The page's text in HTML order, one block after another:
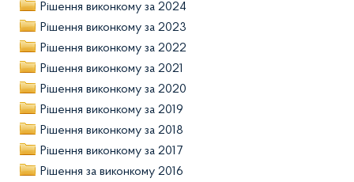
Рішення виконкому за 2024
Рішення виконкому за 2023
Рішення виконкому за 2022
Рішення виконкому за 2021
Рішення виконкому за 2020
Рішення виконкому за 2019
Рішення виконкому за 2018
Рішення виконкому за 2017
Рішення за виконкому 2016